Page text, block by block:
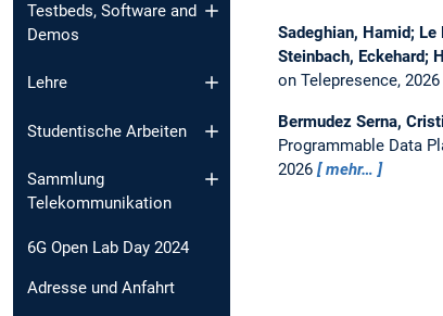
Testbeds, Software and
Demos
Lehre
Studentische Arbeiten
Sammlung
Telekommunikation
6G Open Lab Day 2024
Adresse und Anfahrt
Sadeghian, Hamid;
Steinbach, Eckehard;
on Telepresence, 2026
Bermudez Serna,
Programmable Data
2026
mehr…